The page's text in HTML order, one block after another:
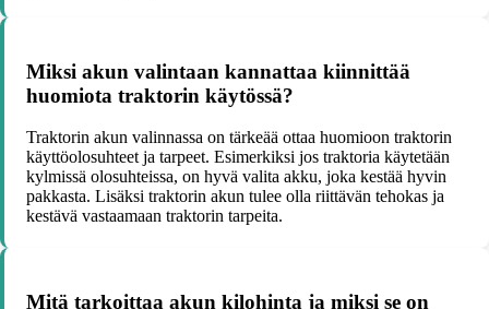
Miksi akun valintaan kannattaa kiinnittää
huomiota traktorin käytössä?
Traktorin akun valinnassa on tärkeää ottaa huomioon traktorin
käyttöolosuhteet ja tarpeet. Esimerkiksi jos traktoria käytetään
kylmissä olosuhteissa, on hyvä valita akku, joka kestää hyvin
pakkasta. Lisäksi traktorin akun tulee olla riittävän tehokas ja
kestävä vastaamaan traktorin tarpeita.
Mitä tarkoittaa akun kilohinta ja miksi se on